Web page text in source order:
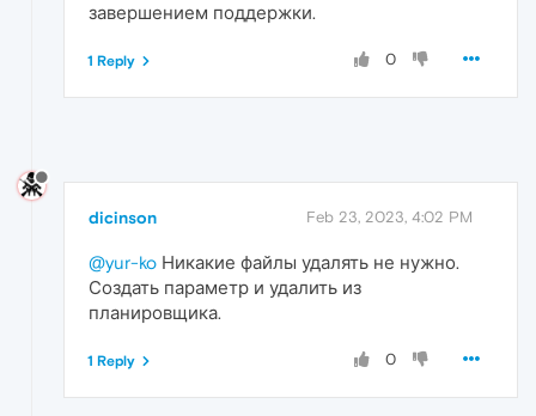
завершением поддержки.
0
1 Reply
dicinson Feb 23, 2023, 4:02 PM
@yur-ko Никакие файлы удалять не нужно.
Создать параметр и удалить из
планировщика.
0
1 Reply